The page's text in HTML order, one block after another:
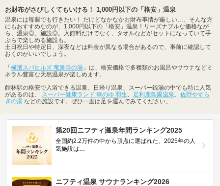
お財布がさびしくてもいける！ 1,000円以下の「格安」温泉
温泉には毎週でも行きたい！ だけどなかなかお財布事情が厳しい…。そんな方
にもおすすめなのが、1,000円以下の「格安」温泉！リーズナブルな価格なが
ら、温泉◎、施設◎。入館料だけでなく、タオルなどがセットになっていて手
ぶらで楽しめる施設も。
土日祝日や特定日、深夜などは料金が異なる場合があるので、事前に確認して
おくのがいいでしょう。
「 横濱スパヒルズ 竜泉寺の湯 」は、格安価格で多種類のお風呂やサウナなどミ
ネラル豊富な天然温泉が楽しめます。
館林駅の格安で入浴できる温泉、日帰り温泉、スーパー銭湯の中でも特に人気
があるのは、 スーパー健康ランド 華のゆ 羽生、 足利鹿島園温泉、 佐野やすら
ぎの湯 などの施設です。ぜひ一度は足を運んでみてください。
第20回ニフティ温泉年間ランキング2025
全国約2.2万件の中から頂点に選ばれた、2025年の人
気施設は…
ニフティ温泉 サウナランキング2026